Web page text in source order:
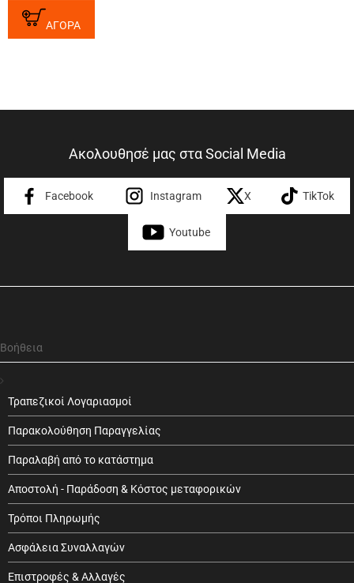
ΑΓΟΡΑ
Ακολουθησέ μας στα Social Media
Facebook Instagram X TikTok
Youtube
Βοήθεια
Τραπεζικοί Λογαριασμοί
Παρακολούθηση Παραγγελίας
Παραλαβή από το κατάστημα
Αποστολή - Παράδοση & Κόστος μεταφορικών
Τρόποι Πληρωμής
Ασφάλεια Συναλλαγών
Επιστροφές & Αλλαγές